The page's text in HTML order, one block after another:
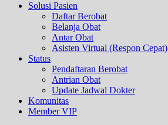
Solusi Pasien
Daftar Berobat
Belanja Obat
Antar Obat
Asisten Virtual (Respon Cepat)
Status
Pendaftaran Berobat
Antrian Obat
Update Jadwal Dokter
Komunitas
Member VIP